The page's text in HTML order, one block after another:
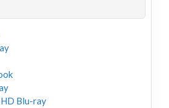
Blu-ray